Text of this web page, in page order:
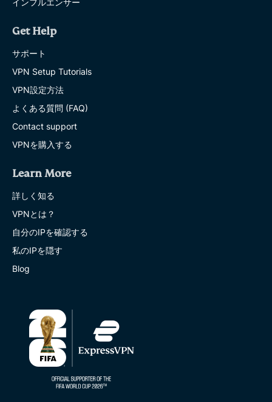
インフルエンサー
Get Help
サポート
VPN Setup Tutorials
VPN設定方法
よくある質問 (FAQ)
Contact support
VPNを購入する
Learn More
詳しく知る
VPNとは？
自分のIPを確認する
私のIPを隠す
Blog